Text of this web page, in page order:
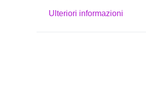
Ulteriori informazioni